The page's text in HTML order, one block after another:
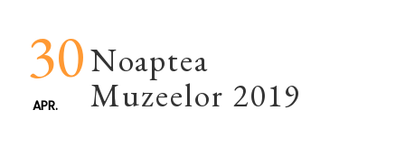
30
APR.
Noaptea
Muzeelor 2019